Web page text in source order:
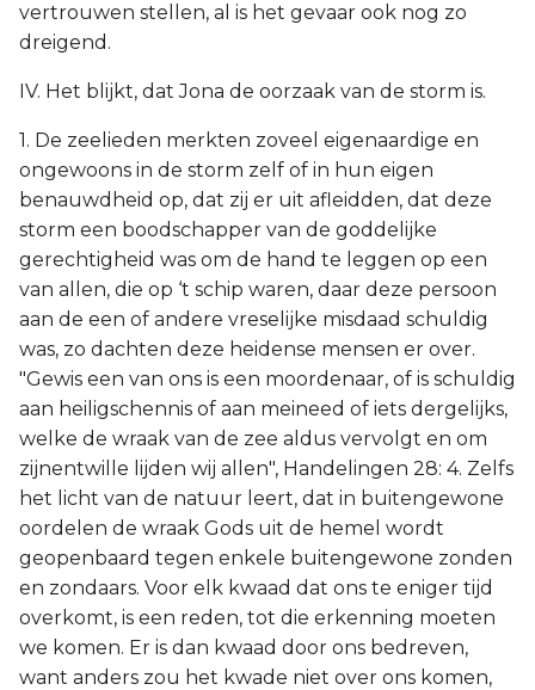
vertrouwen stellen, al is het gevaar ook nog zo
dreigend.
IV. Het blijkt, dat Jona de oorzaak van de storm is.
1. De zeelieden merkten zoveel eigenaardige en
ongewoons in de storm zelf of in hun eigen
benauwdheid op, dat zij er uit afleidden, dat deze
storm een boodschapper van de goddelijke
gerechtigheid was om de hand te leggen op een
van allen, die op ‘t schip waren, daar deze persoon
aan de een of andere vreselijke misdaad schuldig
was, zo dachten deze heidense mensen er over.
"Gewis een van ons is een moordenaar, of is schuldig
aan heiligschennis of aan meineed of iets dergelijks,
welke de wraak van de zee aldus vervolgt en om
zijnentwille lijden wij allen", Handelingen 28: 4. Zelfs
het licht van de natuur leert, dat in buitengewone
oordelen de wraak Gods uit de hemel wordt
geopenbaard tegen enkele buitengewone zonden
en zondaars. Voor elk kwaad dat ons te eniger tijd
overkomt, is een reden, tot die erkenning moeten
we komen. Er is dan kwaad door ons bedreven,
want anders zou het kwade niet over ons komen,